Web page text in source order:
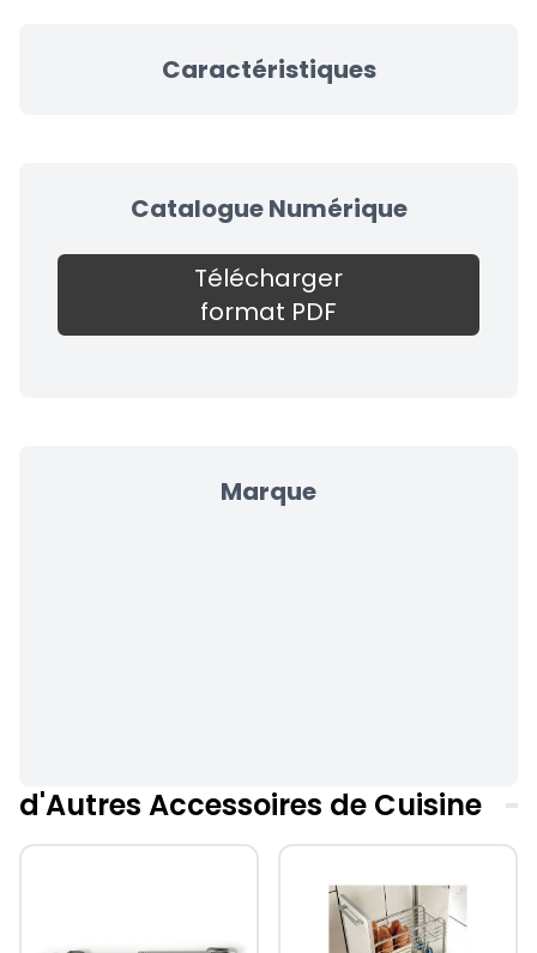
Caractéristiques
Catalogue Numérique
Télécharger
format PDF
Marque
d'Autres Accessoires de Cuisine